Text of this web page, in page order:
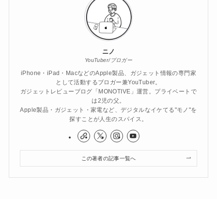
ニノ
YouTuber/ブロガー
iPhone・iPad・MacなどのApple製品、ガジェット情報の専門家
として活動するブロガー兼YouTuber。
ガジェットレビューブログ「MONOTIVE」運営。プライベートで
は2児の父。
Apple製品・ガジェット・家電など、デジタルなイケてる"モノ"を
探すことが人生のスパイス。
この著者の記事一覧へ